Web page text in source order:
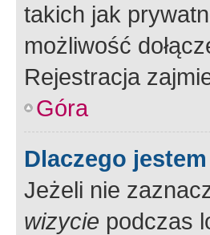
takich jak
możliwość
Rejestracja
Góra
Dlaczego
Jeżeli nie
wizycie podczas